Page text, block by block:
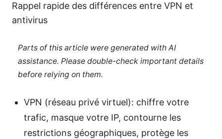
Rappel rapide des différences entre VPN et
antivirus
Parts of this article were generated with AI
assistance. Please double-check important details
before relying on them.
VPN (réseau privé virtuel): chiffre votre
trafic, masque votre IP, contourne les
restrictions géographiques, protège les